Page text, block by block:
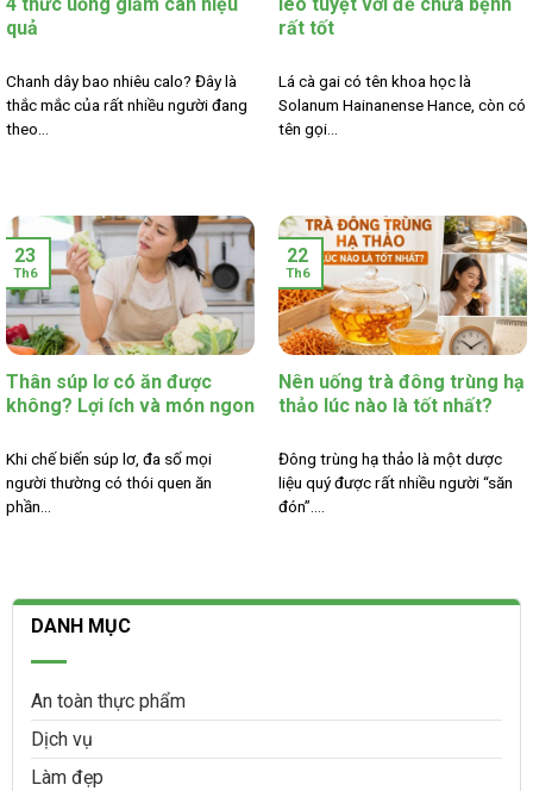
4 thức uống giảm cân hiệu
quả
Chanh dây bao nhiêu calo? Đây là
thắc mắc của rất nhiều người đang
theo...
leo tuyệt vời để chữa bệnh
rất tốt
Lá cà gai có tên khoa học là
Solanum Hainanense Hance, còn có
tên gọi...
Thân súp lơ có ăn được
không? Lợi ích và món ngon
Khi chế biến súp lơ, đa số mọi
người thường có thói quen ăn
phần...
23
Th6
Nên uống trà đông trùng hạ
thảo lúc nào là tốt nhất?
Đông trùng hạ thảo là một dược
liệu quý được rất nhiều người “săn
đón”....
22
Th6
DANH MỤC
An toàn thực phẩm
Dịch vụ
Làm đẹp